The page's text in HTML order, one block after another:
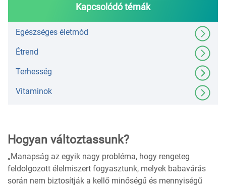
Kapcsolódó témák
Egészséges életmód
Étrend
Terhesség
Vitaminok
Hogyan változtassunk?
„Manapság az egyik nagy probléma, hogy rengeteg
feldolgozott élelmiszert fogyasztunk, melyek babavárás
során nem biztosítják a kellő minőségű és mennyiségű